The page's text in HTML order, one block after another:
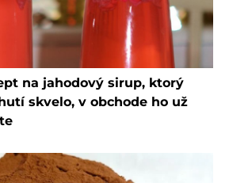
na jahodový sirup, ktorý
skvelo, v obchode ho už